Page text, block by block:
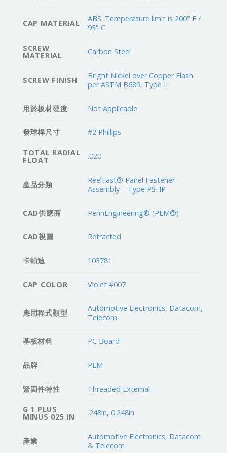
CAP MATERIAL
ABS. Temperature limit is 200° F /
93° C
SCREW
MATERIAL Carbon Steel
SCREW FINISH
Bright Nickel over Copper Flash
per ASTM B689, Type II
用於板材硬度 Not Applicable
發球桿尺寸 #2 Phillips
TOTAL RADIAL
FLOAT .020
產品分類
ReelFast® Panel Fastener
Assembly – Type PSHP
CAD供應商 PennEngineering® (PEM®)
CAD視圖 Retracted
卡帕迪 103781
CAP COLOR Violet #007
應用程式類型 Automotive Electronics, Datacom,
Telecom
基板材料 PC Board
品牌 PEM
緊固件特性 Threaded External
G 1 PLUS
MINUS 025 IN .248in,0.248in
產業 Automotive Electronics, Datacom
& Telecom